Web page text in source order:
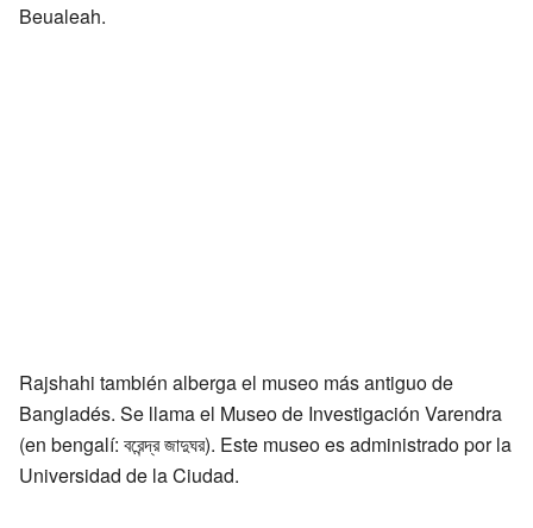
Beualeah.
Rajshahi también alberga el museo más antiguo de
Bangladés. Se llama el Museo de Investigación Varendra
(en bengalí: বরেন্দ্র জাদুঘর). Este museo es administrado por la
Universidad de la Ciudad.